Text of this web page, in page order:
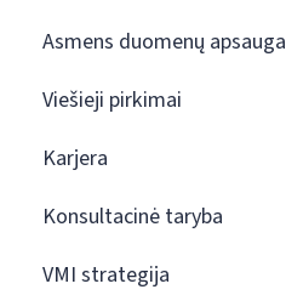
Asmens duomenų apsauga
Viešieji pirkimai
Karjera
Konsultacinė taryba
VMI strategija